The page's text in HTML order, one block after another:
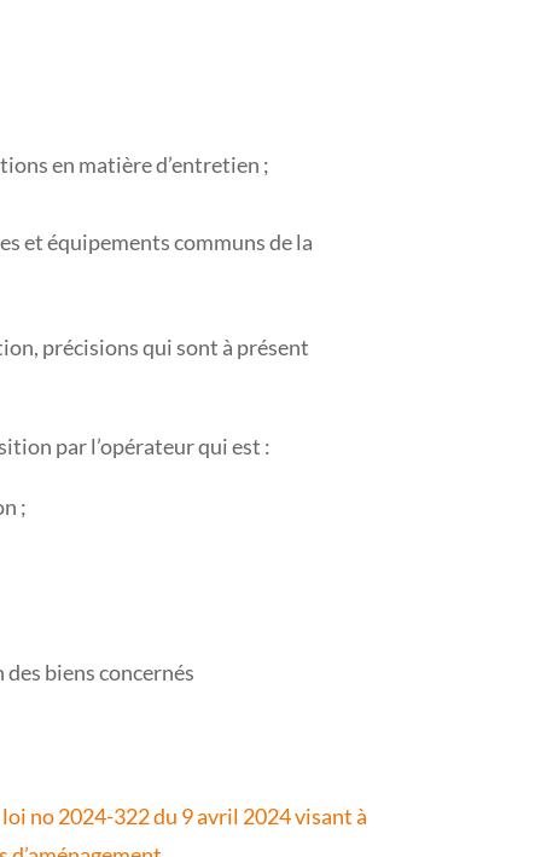
en matière d’entretien ;
et équipements communs de la
précisions qui sont à présent
par l’opérateur qui est :
;
biens concernés
no 2024-322 du 9 avril 2024 visant à